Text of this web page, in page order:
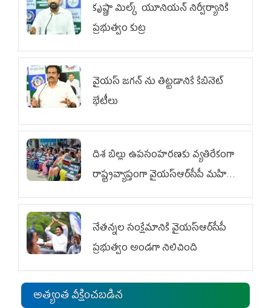
కృష్ణా మిల్క్‌ యూనియన్‌ నిర్వీర్యానికి
ప్రభుత్వం కుట్ర
వైయ‌స్ జగన్‌ ను తిట్టడానికే కేబినెట్‌
భేటీలు
దిశ బిల్లు ఉపసంహరణకు వ్యతిరేకంగా
రాష్ట్రవ్యాప్తంగా వైయ‌స్ఆర్‌సీపీ మహిళా
విభాగం ఆందోళనలు
నేతన్నల సంక్షేమానికి వైయ‌స్ఆర్‌సీపీ
ప్రభుత్వం అండగా నిలిచింది
అత్యంత వీక్షించబడిన